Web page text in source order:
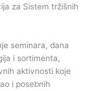
za Sistem tržišnih
seminara, dana
i sortimenta,
aktivnosti koje
i posebnih